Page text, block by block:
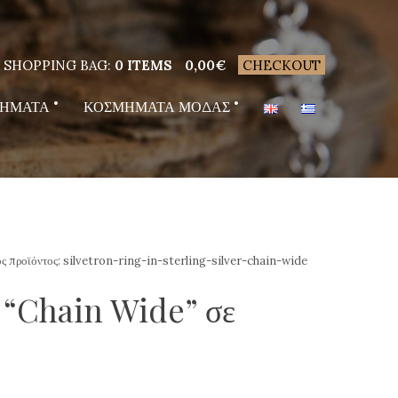
SHOPPING BAG: 0 ITEMS 0,00€ CHECKOUT
ΚΟΣΜΗΜΑΤΑ ΜΟΔΑΣ
προϊόντος: silvetron-ring-in-sterling-silver-chain-wide
Wide” σε